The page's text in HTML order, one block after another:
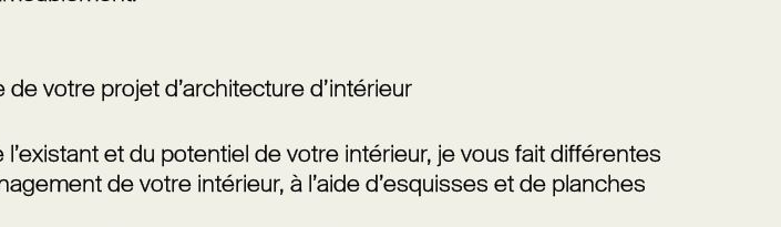
votre projet d’architecture d’intérieur
et du potentiel de votre intérieur, je vous fait différentes
de votre intérieur, à l’aide d’esquisses et de planches